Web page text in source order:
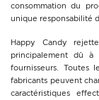
consommation du
unique responsabilité
Happy Candy
principalement dû
fournisseurs. Toutes
fabricants peuvent
caractéristiques